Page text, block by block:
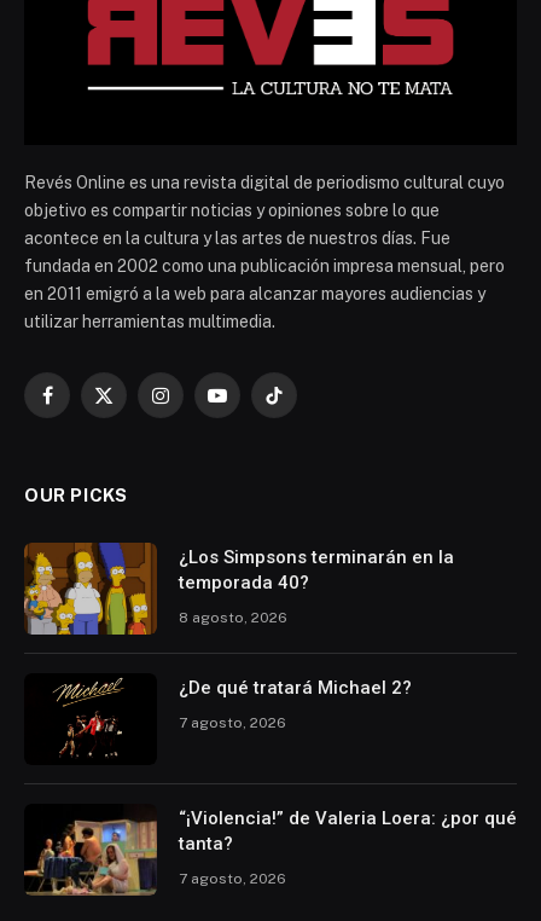
Revés Online es una revista digital de periodismo cultural cuyo
objetivo es compartir noticias y opiniones sobre lo que
acontece en la cultura y las artes de nuestros días. Fue
fundada en 2002 como una publicación impresa mensual, pero
en 2011 emigró a la web para alcanzar mayores audiencias y
utilizar herramientas multimedia.
Facebook
X
InstagramYouTubeTikTok
OUR PICKS
¿Los Simpsons terminarán en la
temporada 40?
8 agosto, 2026
¿De qué tratará Michael 2?
7 agosto, 2026
“¡Violencia!” de Valeria Loera: ¿por qué
tanta?
7 agosto, 2026